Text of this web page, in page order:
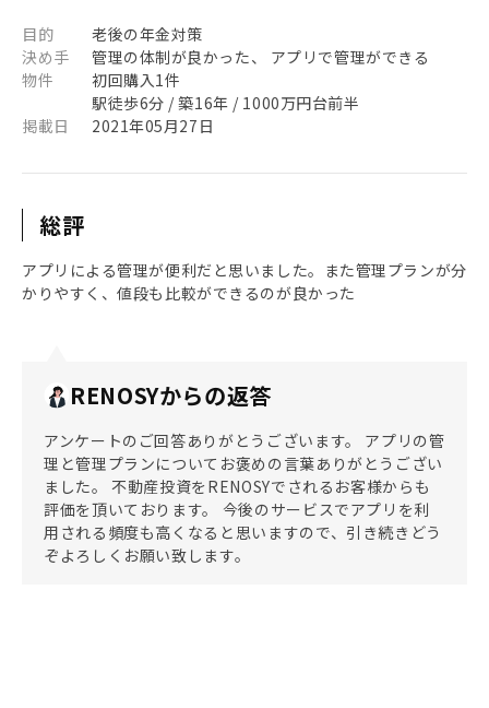
目的
老後の年金対策
決め手
管理の体制が良かった、 アプリで管理ができる
物件
初回購入1件
駅徒歩6分 / 築16年 / 1000万円台前半
掲載日
2021年05月27日
総評
アプリによる管理が便利だと思いました。また管理プランが分
かりやすく、値段も比較ができるのが良かった
RENOSYからの返答
アンケートのご回答ありがとうございます。 アプリの管
理と管理プランについてお褒めの言葉ありがとうござい
ました。 不動産投資をRENOSYでされるお客様からも
評価を頂いております。 今後のサービスでアプリを利
用される頻度も高くなると思いますので、引き続きどう
ぞよろしくお願い致します。